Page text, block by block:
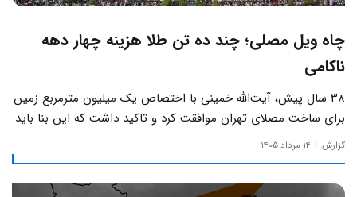
چاه ویل مصلی؛ چند ده تن طلا هزینه چهار دهه
ناکامی
۳۸ سال پیش، آیت‌الله خمینی با اختصاص یک میلیون مترمربع زمین
برای ساخت مصلای تهران موافقت کرد و تاکید داشت که این بنا باید
به دور از زرق‌وبرق و یادآور سادگی مساجد صدر اسلام باشد.
گزارش ۱۴ مرداد ۱۴۰۵